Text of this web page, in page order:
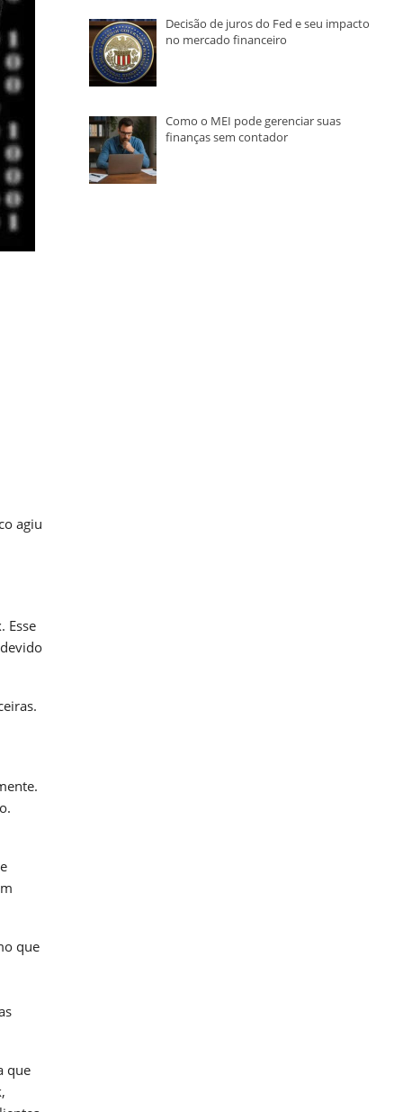
agiu
Esse
que
que
Decisão de juros do Fed e seu impacto
no mercado financeiro
Como o MEI pode gerenciar suas
finanças sem contador